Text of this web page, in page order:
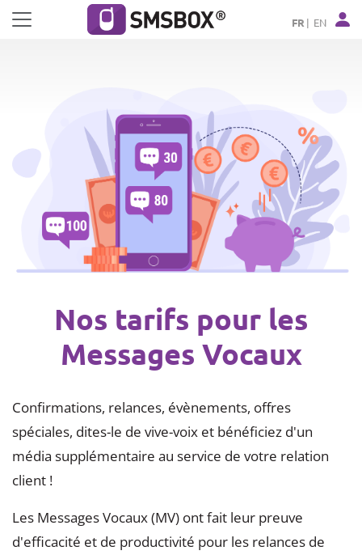
Panneau de gestion des cookies
FR EN
Nos tarifs pour les
Messages Vocaux
Confirmations, relances, évènements, offres
spéciales, dites-le de vive-voix et bénéficiez d'un
média supplémentaire au service de votre relation
client !
Les Messages Vocaux (MV) ont fait leur preuve
d'efficacité et de productivité pour les relances de